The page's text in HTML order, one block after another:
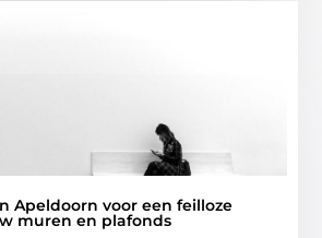
Apeldoorn voor een feilloze
muren en plafonds